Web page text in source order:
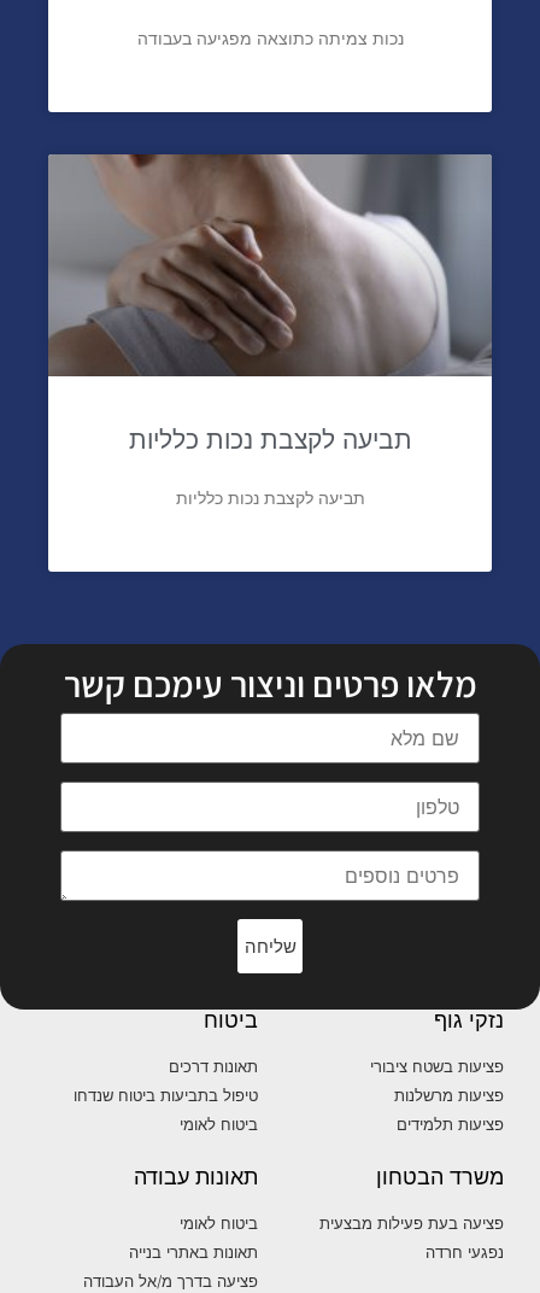
נכות צמיתה כתוצאה מפגיעה בעבודה
תביעה לקצבת נכות כלליות
תביעה לקצבת נכות כלליות
מלאו פרטים וניצור עימכם קשר
שליחה
נזקי גוף
פציעות בשטח ציבורי
פציעות מרשלנות
פציעות תלמידים
ביטוח
תאונות דרכים
טיפול בתביעות ביטוח שנדחו
ביטוח לאומי
משרד הבטחון
פציעה בעת פעילות מבצעית
נפגעי חרדה
תאונות עבודה
ביטוח לאומי
תאונות באתרי בנייה
פציעה בדרך מ/אל העבודה